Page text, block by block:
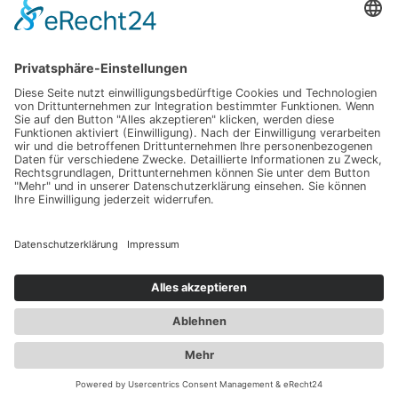
←ZURÜCK WEITER→
Übersicht
Empfehlungspartner
Erklärung zur Barrierefreiheit
Deutsche Fortbildungsakademie
Heilwesen®
Cookie-Einstellungen